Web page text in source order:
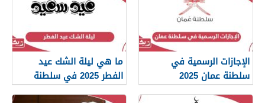
الإجازات الرسمية في
سلطنة عمان 2025
ما هي ليلة الشك عيد
الفطر 2025 في سلطنة
عمان